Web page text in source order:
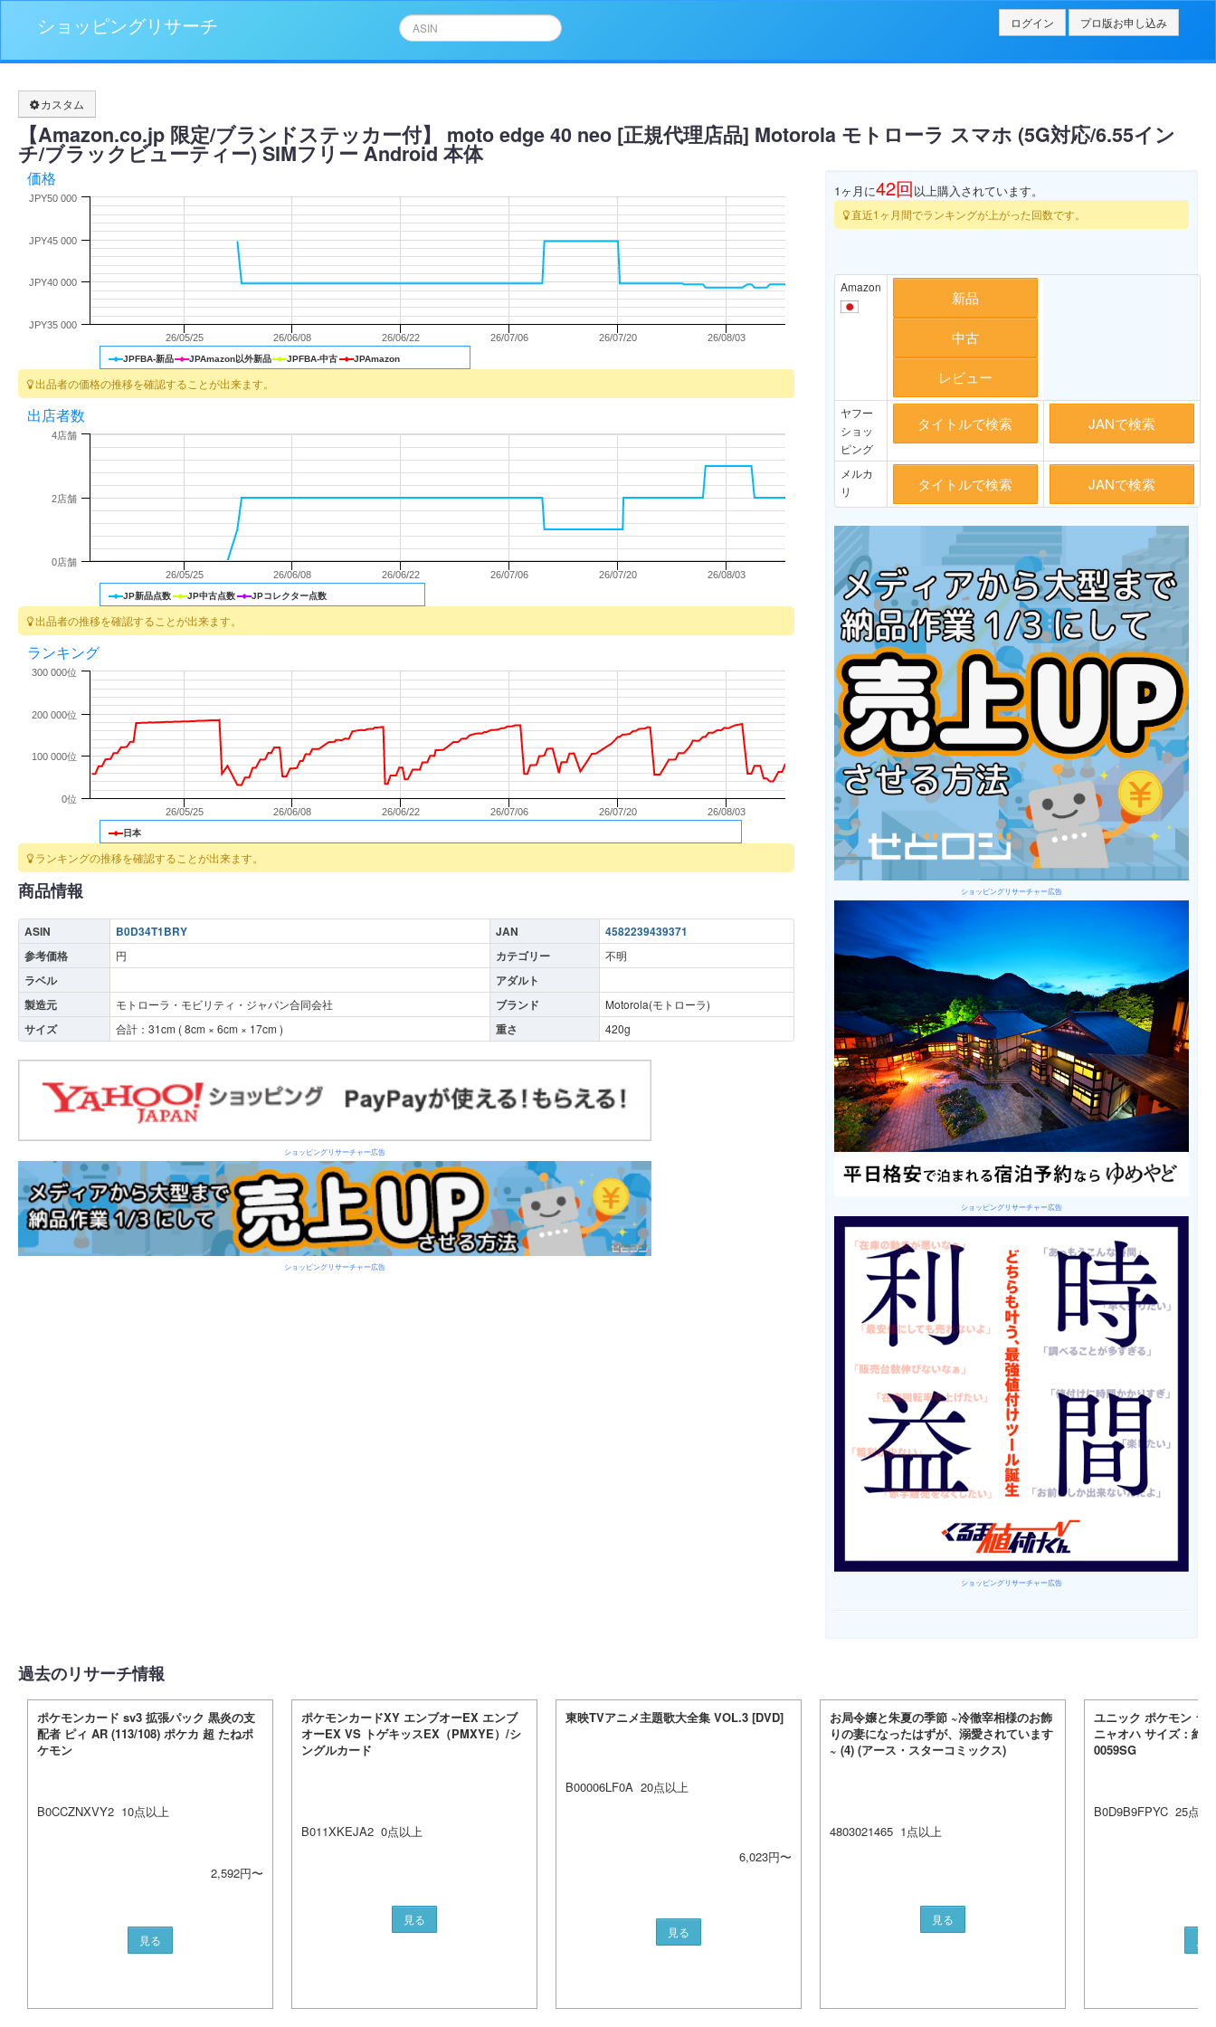
ショッピングリサーチ ログイン プロ版お申し込み
カスタム
【Amazon.co.jp 限定/ブランドステッカー付】 moto edge 40 neo [正規代理店品] Motorola モトローラ スマホ (5G対応/6.55イン
チ/ブラックビューティー) SIMフリー Android 本体
価格
JPFBA-新品 JPAmazon以外新品 JPFBA-中古 JPAmazon
26/05/25 26/06/08 26/06/22 26/07/06 26/07/20 26/08/03
JPY40 000
JPY45 000
JPY35 000
JPY50 000
出品者の価格の推移を確認することが出来ます。
出店者数
JP新品点数 JP中古点数 JPコレクター点数
26/05/25 26/06/08 26/06/22 26/07/06 26/07/20 26/08/03
0店舗
2店舗
4店舗
出品者の推移を確認することが出来ます。
ランキング
日本
26/05/25 26/06/08 26/06/22 26/07/06 26/07/20 26/08/03
0位
100 000位
200 000位
300 000位
ランキングの推移を確認することが出来ます。
商品情報
ASIN B0D34T1BRY JAN
4582239439371
参考価格
円 カテゴリー 不明
ラベル
アダルト
製造元
モトローラ・モビリティ・ジャパン合同会社 ブランド Motorola(モトローラ)
サイズ 合計： 31cm (8cm × 6cm × 17cm ) 重さ 420g
ショッピングリサーチャー広告
ショッピングリサーチャー広告
1ヶ月に42回以上購入されています。
直近1ヶ月間でランキングが上がった回数です。
Amazon
新品
中古
レビュー
ヤフー
ショッ
ピング
タイトルで検索 JANで検索
メルカ
リ
タイトルで検索 JANで検索
ショッピングリサーチャー広告
ショッピングリサーチャー広告
ショッピングリサーチャー広告
過去のリサーチ情報
ポケモンカード sv3 拡張パック 黒炎の支
配者 ピィ AR (113/108) ポケカ 超 たねポ
ケモン
B0CCZNXVY2 10点以上
2,592円〜
見る
ポケモンカードXY エンブオーEX エンブ
オーEX VS トゲキッスEX（PMXYE）/シ
ングルカード
B011XKEJA2 0点以上
見る
東映TVアニメ主題歌大全集 VOL.3 [DVD]
B00006LF0A 20点以上
6,023円〜
見る
お局令嬢と朱夏の季節 ~冷徹宰相様のお飾
りの妻になったはずが、溺愛されています
~ (4) (アース・スターコミックス)
4803021465 1点以上
見る
ユニック ポケモン ラ
ニャオハ サイズ：約
0059SG
B0D9B9FPYC 25点以